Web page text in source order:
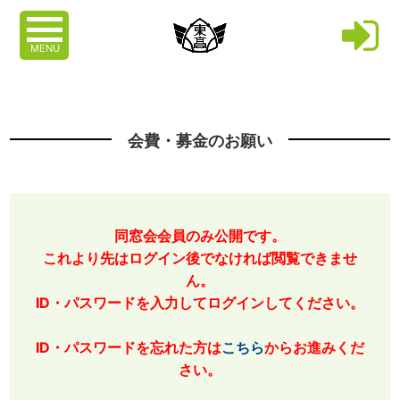
MENU
会費・募金のお願い
同窓会会員のみ公開です。
これより先はログイン後でなければ閲覧できませ
ん。
ID・パスワードを入力してログインしてください。
ID・パスワードを忘れた方はこちらからお進みくだ
さい。